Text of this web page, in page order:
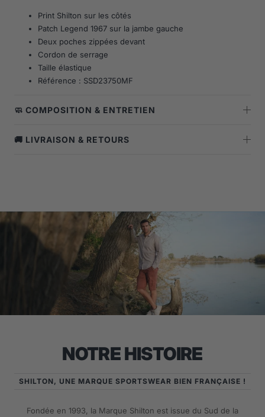
Print Shilton sur les côtés
Patch Legend 1967 sur la jambe gauche
Deux poches zippées devant
Cordon de serrage
Taille élastique
Référence : SSD23750MF
🧼 COMPOSITION & ENTRETIEN
🚚 LIVRAISON & RETOURS
NOTRE HISTOIRE
SHILTON, UNE MARQUE SPORTSWEAR BIEN FRANÇAISE !
Fondée en 1993, la Marque Shilton est issue du Sud de la